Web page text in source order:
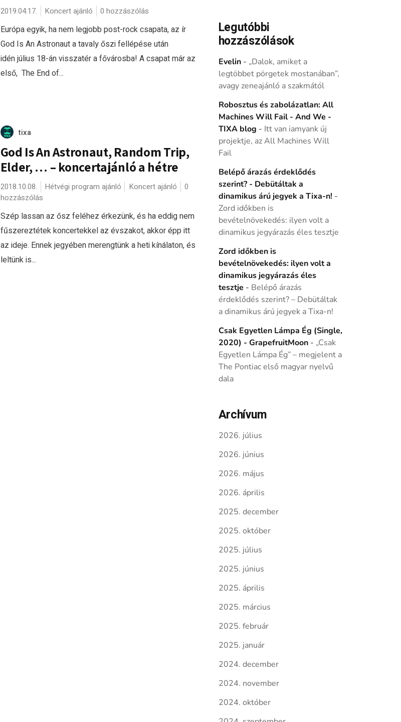
2019.04.17. Koncert ajánló 0 hozzászólás
Európa egyik, ha nem legjobb post-rock csapata, az ír
God Is An Astronaut a tavaly őszi fellépése után
idén július 18-án visszatér a fővárosba! A csapat már az
első, The End of...
tixa
God Is An Astronaut, Random Trip,
Elder, … – koncertajánló a hétre
2018.10.08. Hétvégi program ajánló Koncert ajánló
0
hozzászólás
Szép lassan az ősz feléhez érkezünk, és ha eddig nem
fűszereztétek koncertekkel az évszakot, akkor épp itt
az ideje. Ennek jegyében merengtünk a heti kínálaton, és
leltünk is...
Legutóbbi
hozzászólások
Evelin- „Dalok, amiket a
legtöbbet pörgetek mostanában”,
avagy zeneajánló a szakmától
Robosztus és zabolázatlan: All
Machines Will Fail - And We -
TIXA blog - Itt van iamyank új
projektje, az All Machines Will
Fail
Belépő árazás érdeklődés
szerint? - Debütáltak a
dinamikus árú jegyek a Tixa-n! -
Zord időkben is
bevételnövekedés: ilyen volt a
dinamikus jegyárazás éles tesztje
Zord időkben is
bevételnövekedés: ilyen volt a
dinamikus jegyárazás éles
tesztje - Belépő árazás
érdeklődés szerint? – Debütáltak
a dinamikus árú jegyek a Tixa-n!
Csak Egyetlen Lámpa Ég (Single,
2020) - GrapefruitMoon- „Csak
Egyetlen Lámpa Ég” – megjelent a
The Pontiac első magyar nyelvű
dala
Archívum
2026. július
2026. június
2026. május
2026. április
2025. december
2025. október
2025. július
2025. június
2025. április
2025. március
2025. február
2025. január
2024. december
2024. november
2024. október